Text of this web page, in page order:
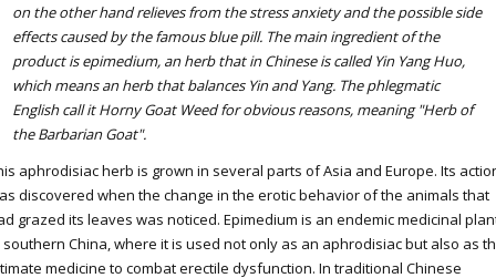
on the other hand relieves from the stress anxiety and the possible side
effects caused by the famous blue pill. The main ingredient of the
product is epimedium, an herb that in Chinese is called Yin Yang Huo,
which means an herb that balances Yin and Yang. The phlegmatic
English call it Horny Goat Weed for obvious reasons, meaning "Herb of
the Barbarian Goat".
aphrodisiac herb is grown in several parts of Asia and Europe. Its
discovered when the change in the erotic behavior of the animals that
grazed its leaves was noticed. Epimedium is an endemic medicinal
southern China, where it is used not only as an aphrodisiac but also as
medicine to combat erectile dysfunction. In traditional Chinese